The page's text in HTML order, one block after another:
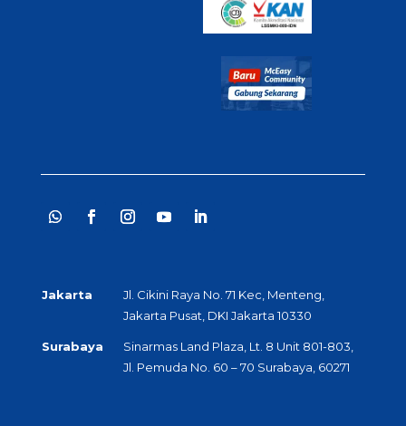
Jakarta
Jl. Cikini Raya No. 71 Kec, Menteng,
Jakarta Pusat, DKI Jakarta 10330
Surabaya
Sinarmas Land Plaza, Lt. 8 Unit 801-803,
Jl. Pemuda No. 60 – 70 Surabaya, 60271